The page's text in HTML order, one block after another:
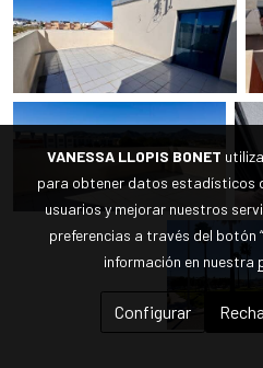
VANESSA LLOPIS BONET
para obtener datos estadísticos
usuarios y mejorar nuestros
preferencias a través del botón
información en nuestra
Configurar